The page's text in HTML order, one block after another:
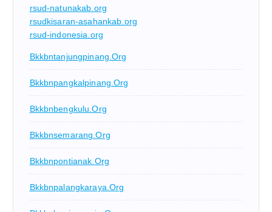
rsud-natunakab.org
rsudkisaran-asahankab.org
rsud-indonesia.org
Bkkbntanjungpinang.org
Bkkbnpangkalpinang.org
Bkkbnbengkulu.org
Bkkbnsemarang.org
Bkkbnpontianak.org
Bkkbnpalangkaraya.org